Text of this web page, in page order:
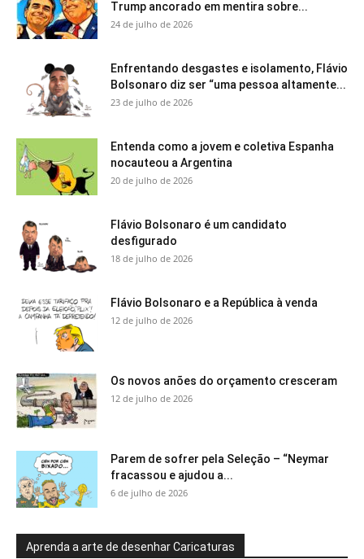
Trump ancorado em mentira sobre...
24 de julho de 2026
Enfrentando desgastes e isolamento, Flávio
Bolsonaro diz ser “uma pessoa altamente...
23 de julho de 2026
Entenda como a jovem e coletiva Espanha
nocauteou a Argentina
20 de julho de 2026
Flávio Bolsonaro é um candidato
desfigurado
18 de julho de 2026
Flávio Bolsonaro e a República à venda
12 de julho de 2026
Os novos anões do orçamento cresceram
12 de julho de 2026
Parem de sofrer pela Seleção – “Neymar
fracassou e ajudou a...
6 de julho de 2026
Aprenda a arte de desenhar Caricaturas